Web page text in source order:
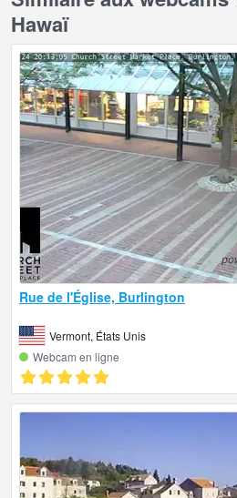
Hawaï
Rue de l'Église, Burlington
Vermont, États Unis
Webcam en ligne